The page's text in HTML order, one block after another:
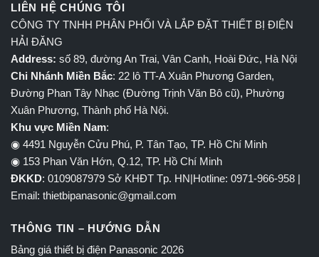
LIÊN HỆ CHÚNG TÔI
CÔNG TY TNHH PHÂN PHỐI VÀ LẮP ĐẶT THIẾT BỊ ĐIỆN
HẢI ĐĂNG
Address: số 89, đường An Trai, Vân Canh, Hoài Đức, Hà Nội
Chi Nhánh Miền Bắc: 22 lô TT-A Xuân Phương Garden,
Đường Phan Tây Nhạc (Đường Trịnh Văn Bô cũ), Phường
Xuân Phương, Thành phố Hà Nội.
Khu vực Miền Nam:
◉ 4491 Nguyễn Cửu Phú, P. Tân Tạo, TP. Hồ Chí Minh
◉ 153 Phan Văn Hớn, Q.12, TP. Hồ Chí Minh
ĐKKD: 0109087979 Sở KHĐT Tp. HN|Hotline: 0971-966-958 |
Email: thietbipanasonic@gmail.com
THÔNG TIN – HƯỚNG DẪN
Bảng giá thiết bị điện Panasonic 2026